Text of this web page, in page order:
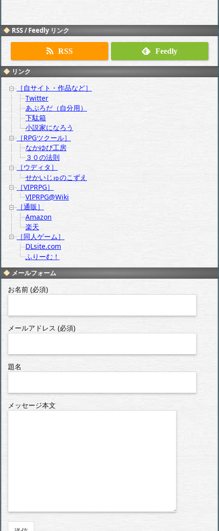
RSS / Feedly リンク
RSS Feedly
リンク
［自サイト・作品など］
Twitter
あぷろだ（自分用）
下駄箱
小説家になろう
［RPGツクール］
なかゆび工房
３０の法則
［ウディタ］
せかいじゅのこずえ
［VIPRPG］
VIPRPG@Wiki
［通販］
Amazon
楽天
［同人ゲーム］
DLsite.com
ふりーむ！
メールフォーム
お名前 (必須)
メールアドレス (必須)
題名
メッセージ本文